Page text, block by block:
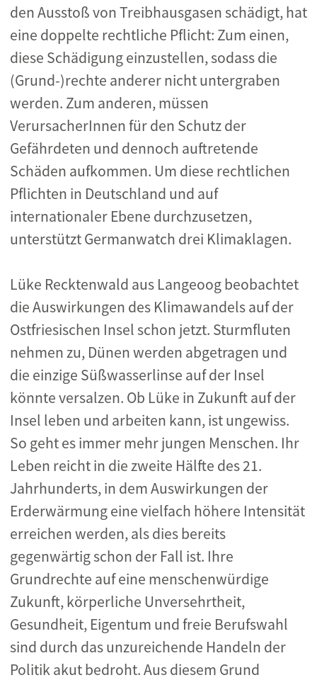
den Ausstoß von Treibhausgasen schädigt, hat
eine doppelte rechtliche Pflicht: Zum einen,
diese Schädigung einzustellen, sodass die
(Grund-)rechte anderer nicht untergraben
werden. Zum anderen, müssen
VerursacherInnen für den Schutz der
Gefährdeten und dennoch auftretende
Schäden aufkommen. Um diese rechtlichen
Pflichten in Deutschland und auf
internationaler Ebene durchzusetzen,
unterstützt Germanwatch drei Klimaklagen.
Lüke Recktenwald aus Langeoog beobachtet
die Auswirkungen des Klimawandels auf der
Ostfriesischen Insel schon jetzt. Sturmfluten
nehmen zu, Dünen werden abgetragen und
die einzige Süßwasserlinse auf der Insel
könnte versalzen. Ob Lüke in Zukunft auf der
Insel leben und arbeiten kann, ist ungewiss.
So geht es immer mehr jungen Menschen. Ihr
Leben reicht in die zweite Hälfte des 21.
Jahrhunderts, in dem Auswirkungen der
Erderwärmung eine vielfach höhere Intensität
erreichen werden, als dies bereits
gegenwärtig schon der Fall ist. Ihre
Grundrechte auf eine menschenwürdige
Zukunft, körperliche Unversehrtheit,
Gesundheit, Eigentum und freie Berufswahl
sind durch das unzureichende Handeln der
Politik akut bedroht. Aus diesem Grund